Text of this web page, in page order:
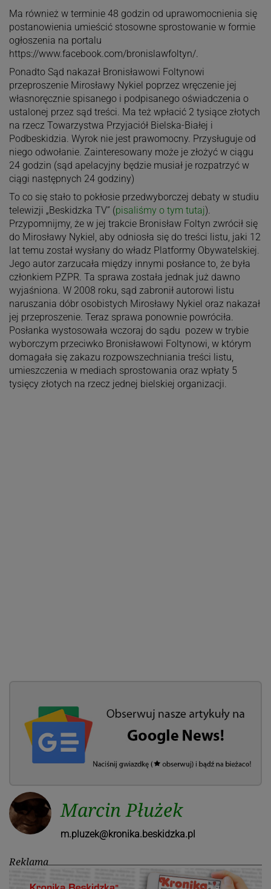
Ma również w terminie 48 godzin od uprawomocnienia się
postanowienia umieścić stosowne sprostowanie w formie
ogłoszenia na portalu
https://www.facebook.com/bronislawfoltyn/.
Ponadto Sąd nakazał Bronisławowi Foltynowi
przeproszenie Mirosławy Nykiel poprzez wręczenie jej
własnoręcznie spisanego i podpisanego oświadczenia o
ustalonej przez sąd treści. Ma też wpłacić 2 tysiące złotych
na rzecz Towarzystwa Przyjaciół Bielska-Białej i
Podbeskidzia. Wyrok nie jest prawomocny. Przysługuje od
niego odwołanie. Zainteresowany może je złożyć w ciągu
24 godzin (sąd apelacyjny będzie musiał je rozpatrzyć w
ciągi następnych 24 godziny)
To co się stało to pokłosie przedwyborczej debaty w studiu
telewizji „Beskidzka TV” (pisaliśmy o tym tutaj).
Przypomnijmy, że w jej trakcie Bronisław Foltyn zwrócił się
do Mirosławy Nykiel, aby odniosła się do treści listu, jaki 12
lat temu został wysłany do władz Platformy Obywatelskiej.
Jego autor zarzucała między innymi posłance to, że była
członkiem PZPR. Ta sprawa została jednak już dawno
wyjaśniona. W 2008 roku, sąd zabronił autorowi listu
naruszania dóbr osobistych Mirosławy Nykiel oraz nakazał
jej przeproszenie. Teraz sprawa ponownie powróciła.
Posłanka wystosowała wczoraj do sądu pozew w trybie
wyborczym przeciwko Bronisławowi Foltynowi, w którym
domagała się zakazu rozpowszechniania treści listu,
umieszczenia w mediach sprostowania oraz wpłaty 5
tysięcy złotych na rzecz jednej bielskiej organizacji.
Marcin Płużek
m.pluzek@kronika.beskidzka.pl
Reklama